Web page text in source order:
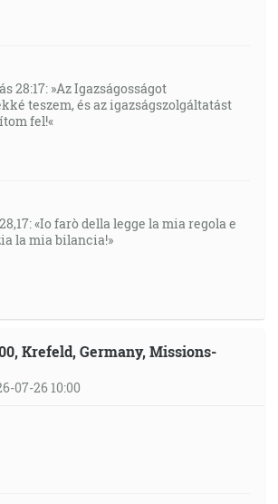
28:17: »Az Igazságosságot
teszem, és az igazságszolgáltatást
fel!«
«Io farò della legge la mia regola e
la mia bilancia!»
Krefeld, Germany, Missions-
07-26 10:00